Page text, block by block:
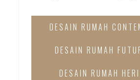
DESAIN RUMAH
DESAIN RUMAH
DESAIN RUMAH